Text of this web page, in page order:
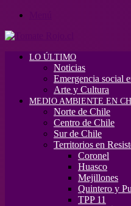
LO ÚLTIMO
Noticias
Emergencia social
Arte y Cultura
MEDIO AMBIENTE EN
Norte de Chile
Centro de Chile
Sur de Chile
Territorios en
Coronel
Huasco
Mejillones
Quintero y
TPP 11